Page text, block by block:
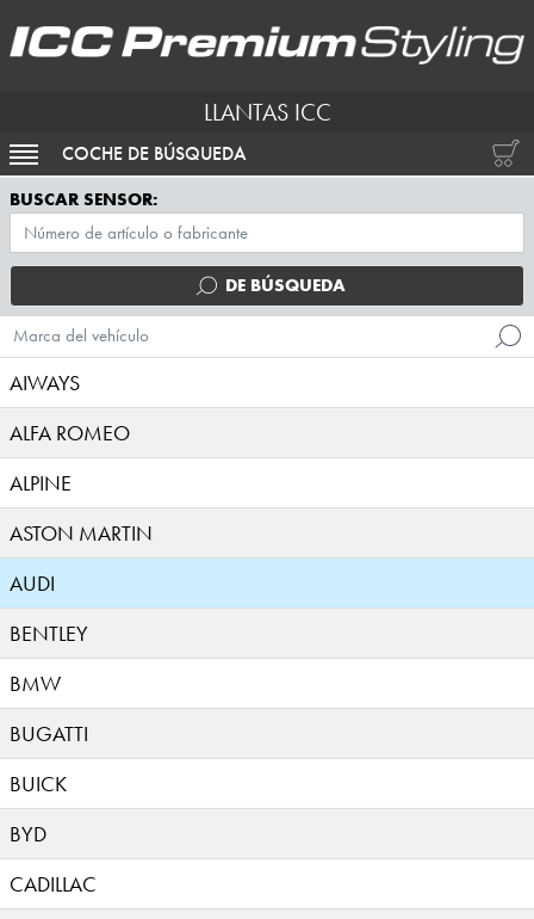
LLANTAS ICC
ACTIVAR NAVEGACIÓN
COCHE DE BÚSQUEDA
BUSCAR SENSOR:
DE BÚSQUEDA
Marca del vehículo
AIWAYS
ALFA ROMEO
ALPINE
ASTON MARTIN
AUDI
BENTLEY
BMW
BUGATTI
BUICK
BYD
CADILLAC